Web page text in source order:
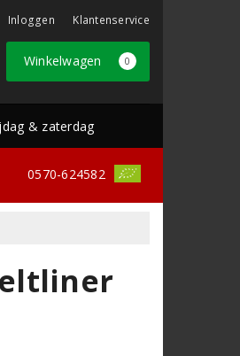
Inloggen Klantenservice
Winkelwagen 0
& zaterdag
0570-624582